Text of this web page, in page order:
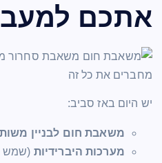
אתכם
יש היום באז סביב:
משאבת חום לבניין
מערכות היברידיות (שמש